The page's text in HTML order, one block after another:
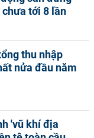
chưa tới 8 lần
thu nhập
nửa đầu năm
'vũ khí địa